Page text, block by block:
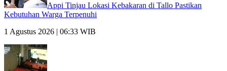
Appi Tinjau Lokasi Kebakaran di Tallo Pastikan
Kebutuhan Warga Terpenuhi
1 Agustus 2026 | 06:33 WIB